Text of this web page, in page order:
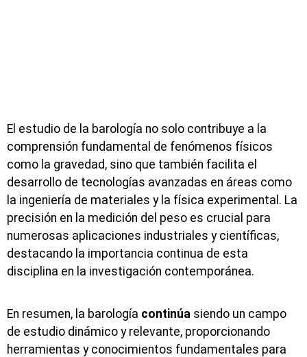
El estudio de la barología no solo contribuye a la
comprensión fundamental de fenómenos físicos
como la gravedad, sino que también facilita el
desarrollo de tecnologías avanzadas en áreas como
la ingeniería de materiales y la física experimental. La
precisión en la medición del peso es crucial para
numerosas aplicaciones industriales y científicas,
destacando la importancia continua de esta
disciplina en la investigación contemporánea.
En resumen, la barología continúa siendo un campo
de estudio dinámico y relevante, proporcionando
herramientas y conocimientos fundamentales para